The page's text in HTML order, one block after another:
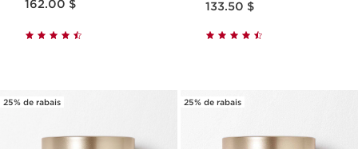
162.00 $ 133.50 $
25% de rabais 25% de rabais